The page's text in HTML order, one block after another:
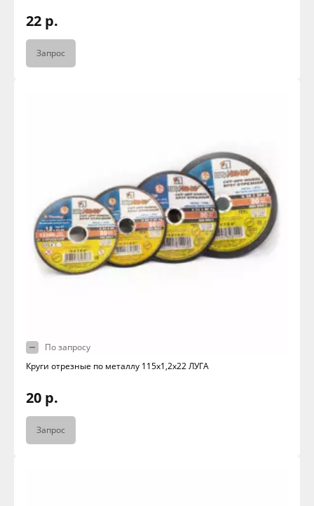
22 р.
Запрос
По запросу
Круги отрезные по металлу 115х1,2х22 ЛУГА
20 р.
Запрос